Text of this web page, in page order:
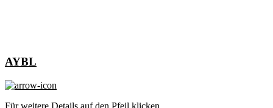
AYBL
Für weitere Details auf den Pfeil klicken